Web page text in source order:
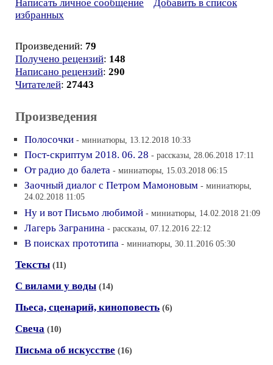
Написать личное сообщение
Добавить в список
избранных
Произведений: 79
Получено рецензий: 148
Написано рецензий: 290
Читателей: 27443
Произведения
Полосочки - миниатюры, 13.12.2018 10:33
Пост-скриптум 2018. 06. 28 - рассказы, 28.06.2018 17:11
От радио до балета - миниатюры, 15.03.2018 06:15
Заочный диалог с Петром Мамоновым - миниатюры,
24.02.2018 11:05
Ну и вот Письмо любимой - миниатюры, 14.02.2018 21:09
Лагерь Загранина - рассказы, 07.12.2016 22:12
В поисках прототипа - миниатюры, 30.11.2016 05:30
Тексты (11)
С вилами у воды (14)
Пьеса, сценарий, киноповесть (6)
Свеча (10)
Письма об искусстве (16)